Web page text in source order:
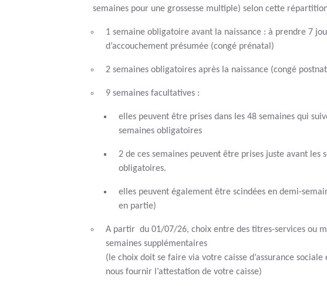
semaines pour une grossesse multiple) selon cette
1 semaine obligatoire avant la naissance : à prendre 7
d’accouchement présumée (congé prénatal)
2 semaines obligatoires après la naissance (congé
9 semaines facultatives :
elles peuvent être prises dans les 48 semaines qui
semaines obligatoires
2 de ces semaines peuvent être prises juste avant les
obligatoires.
elles peuvent également être scindées en demi-
en partie)
A partir du 01/07/26, choix entre des titres-services ou
semaines supplémentaires
(le choix doit se faire via votre caisse d’assurance sociale
nous fournir l’attestation de votre caisse)